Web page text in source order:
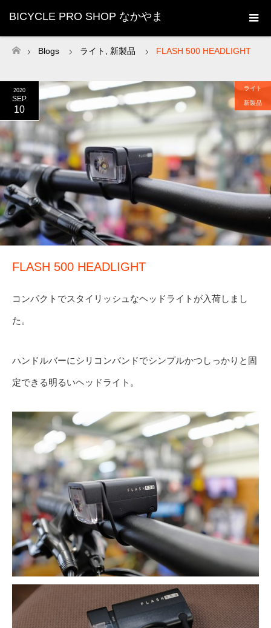
BICYCLE PRO SHOP なかやま
ホーム
Blogs ライト 新製品 FLASH 500 HEADLIGHT
2020
SEP
10
ライト
新製品
FLASH 500 HEADLIGHT
コンパクトでスタイリッシュなヘッドライトが入荷しまし
た。
ハンドルバーにシリコンバンドでシンプルかつしっかりと固
定できる明るいヘッドライト。